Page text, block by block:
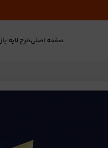
صفحه اصلیطرح لایه باز